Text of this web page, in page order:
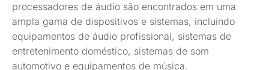
processadores de áudio são encontrados em uma
ampla gama de dispositivos e sistemas, incluindo
equipamentos de áudio profissional, sistemas de
entretenimento doméstico, sistemas de som
automotivo e equipamentos de música.